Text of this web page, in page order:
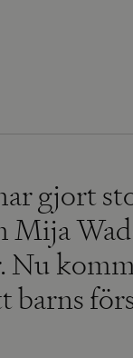
gjort
Mija
Nu
barns